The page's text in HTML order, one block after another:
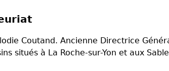
Coutand. Ancienne Directrice
situés à La Roche-sur-Yon et aux